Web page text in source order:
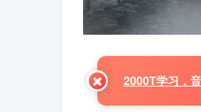
2000T学习，